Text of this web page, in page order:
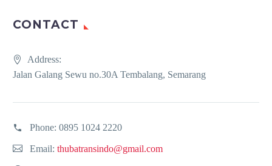
CONTACT
Address:
Jalan Galang Sewu no.30A Tembalang, Semarang
Phone: 0895 1024 2220
Email: thubatransindo@gmail.com